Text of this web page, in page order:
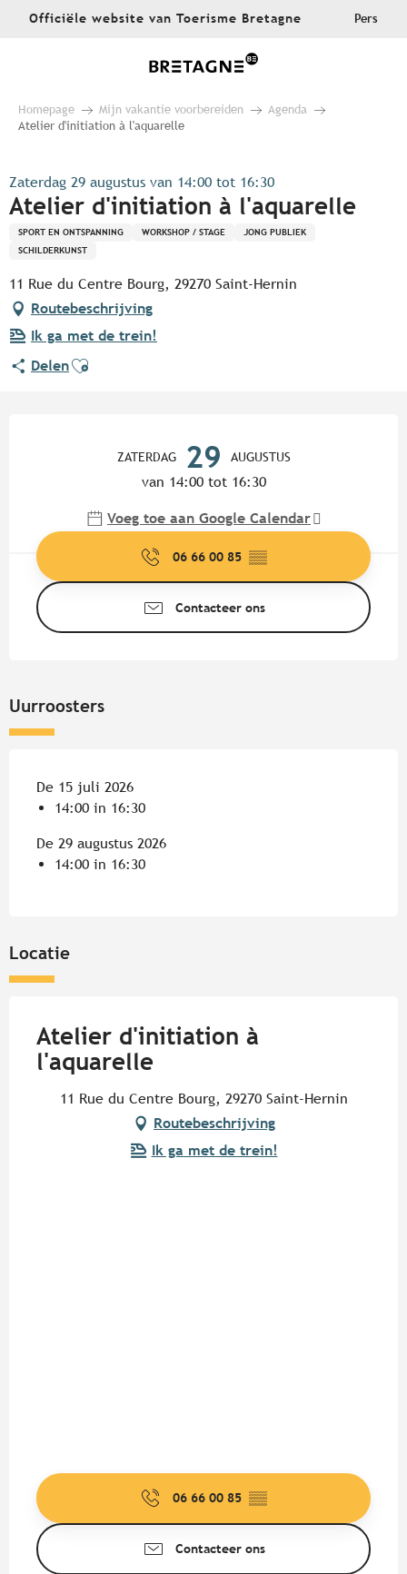
AllerOfficiële website van Toerisme Bretagne Pers
Homepage Mijn vakantie voorbereiden
Agenda
Atelier d'initiation à l'aquarelle
Zaterdag 29 augustus van 14:00 tot 16:30
Atelier d'initiation à l'aquarelle
SPORT EN ONTSPANNING WORKSHOP / STAGE
JONG PUBLIEK
SCHILDERKUNST
11 Rue du Centre Bourg, 29270 Saint-Hernin
Routebeschrijving
Ik ga met de trein!
DelenAjouter aux favoris
ZATERDAG 29 AUGUSTUS
van 14:00 tot 16:30
Voeg toe aan Google Calendar
06 66 00 85 ▒▒
Contacteer ons
Uurroosters
De 15 juli 2026
14:00 in 16:30
De 29 augustus 2026
14:00 in 16:30
Locatie
Atelier d'initiation à
l'aquarelle
11 Rue du Centre Bourg, 29270 Saint-Hernin
Routebeschrijving
Ik ga met de trein!
06 66 00 85 ▒▒
Contacteer ons